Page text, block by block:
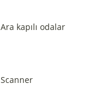
Ara kapılı odalar
Scanner